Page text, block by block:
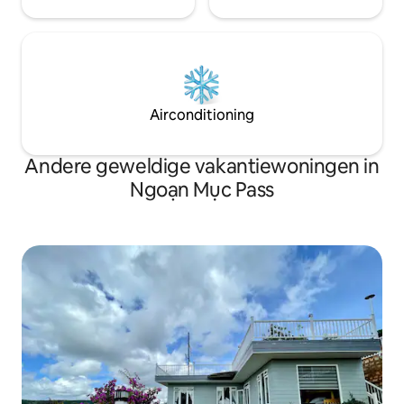
Airconditioning
Andere geweldige vakantiewoningen in
Ngoạn Mục Pass